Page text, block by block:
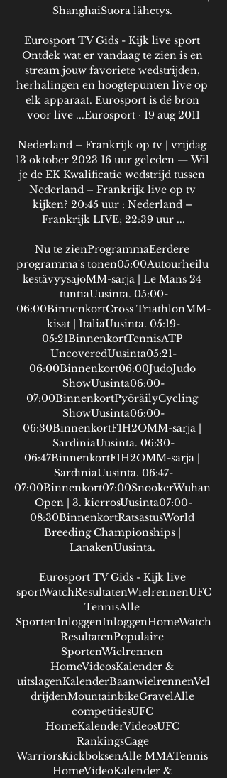
ShanghaiSuora lähetys.
Eurosport TV Gids - Kijk live sport
Ontdek wat er vandaag te zien is en
stream jouw favoriete wedstrijden,
herhalingen en hoogtepunten live op
elk apparaat. Eurosport is dé bron
voor live ...Eurosport · 19 aug 2011
Nederland – Frankrijk op tv | vrijdag
13 oktober 2023 16 uur geleden — Wil
je de EK Kwalificatie wedstrijd tussen
Nederland – Frankrijk live op tv
kijken? 20:45 uur : Nederland –
Frankrijk LIVE; 22:39 uur ...
Nu te zienProgrammaEerdere
programma's tonen05:00Autourheilu
kestävyysajoMM-sarja | Le Mans 24
tuntiaUusinta. 05:00-
06:00BinnenkortCross TriathlonMM-
kisat | ItaliaUusinta. 05:19-
05:21BinnenkortTennisATP
UncoveredUusinta05:21-
06:00Binnenkort06:00JudoJudo
ShowUusinta06:00-
07:00BinnenkortPyöräilyCycling
ShowUusinta06:00-
06:30BinnenkortF1H2OMM-sarja |
SardiniaUusinta. 06:30-
06:47BinnenkortF1H2OMM-sarja |
SardiniaUusinta. 06:47-
07:00Binnenkort07:00SnookerWuhan
Open | 3. kierrosUusinta07:00-
08:30BinnenkortRatsastusWorld
Breeding Championships |
LanakenUusinta.
Eurosport TV Gids - Kijk live
sportWatchResultatenWielrennenUFC
TennisAlle
SportenInloggenInloggenHomeWatch
ResultatenPopulaire
SportenWielrennen
HomeVideosKalender &
uitslagenKalenderBaanwielrennenVel
drijdenMountainbikeGravelAlle
competitiesUFC
HomeKalenderVideosUFC
RankingsCage
WarriorsKickboksenAlle MMATennis
HomeVideoKalender &